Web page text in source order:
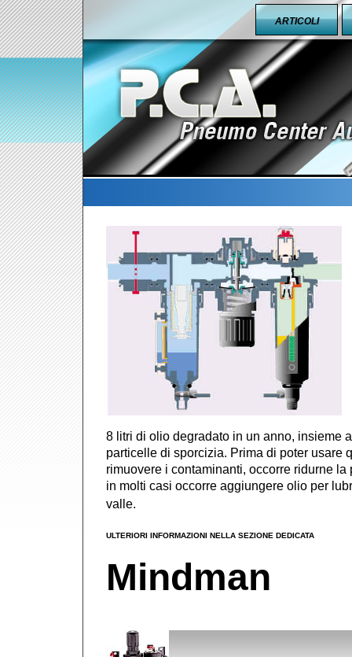
ARTICOLI
8 litri di olio degradato in un anno, insieme
particelle di sporcizia. Prima di poter usare
rimuovere i contaminanti, occorre ridurne
in molti casi occorre aggiungere olio per
valle.
ULTERIORI INFORMAZIONI NELLA SEZIONE DEDICATA
Mindman